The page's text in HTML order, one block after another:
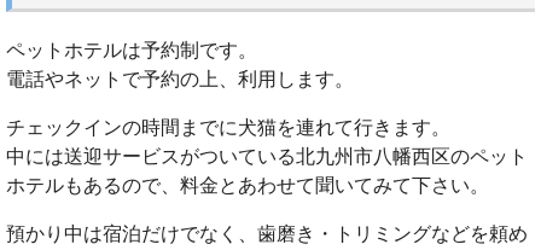
ペットホテルは予約制です。
電話やネットで予約の上、利用します。
チェックインの時間までに犬猫を連れて行きます。
中には送迎サービスがついている北九州市八幡西区のペット
ホテルもあるので、料金とあわせて聞いてみて下さい。
預かり中は宿泊だけでなく、歯磨き・トリミングなどを頼め